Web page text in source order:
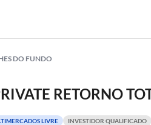
DO FUNDO
RETORNO
LIVRE INVESTIDOR QUALIFICADO